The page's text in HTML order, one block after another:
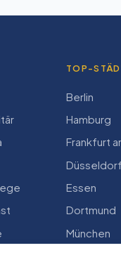
TOP-
Berlin
Hamburg
Frankfurt
Düsseldorf
Essen
Dortmund
München